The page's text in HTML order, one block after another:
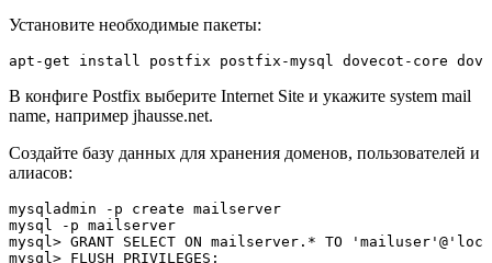
Установите необходимые пакеты:
apt-get install postfix postfix-mysql dovecot-core
В конфиге Postfix выберите Internet Site и укажите system mail
name, например jhausse.net.
Создайте базу данных для хранения доменов, пользователей и
алиасов:
mysqladmin -p create mailserver
mysql -p mailserver
mysql> GRANT SELECT ON mailserver.* TO
mysql> FLUSH PRIVILEGES;